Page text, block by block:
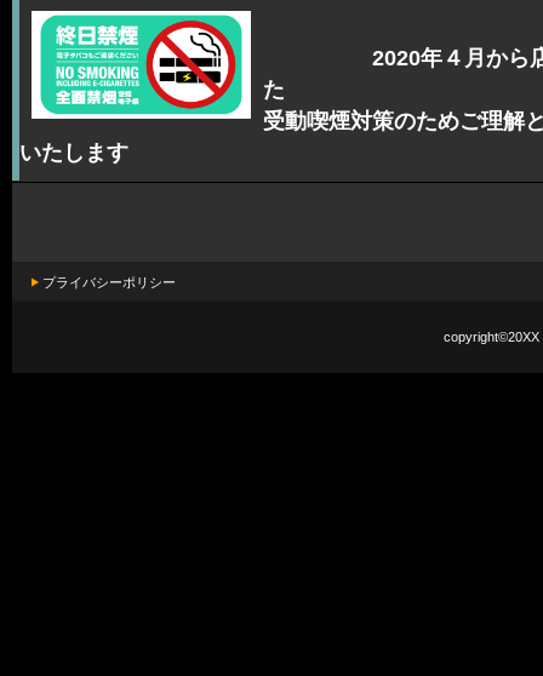
2020年４月から店内
た
受動喫煙対策のためご理解
いたします
copyright©20XX
プライバシーポリシー